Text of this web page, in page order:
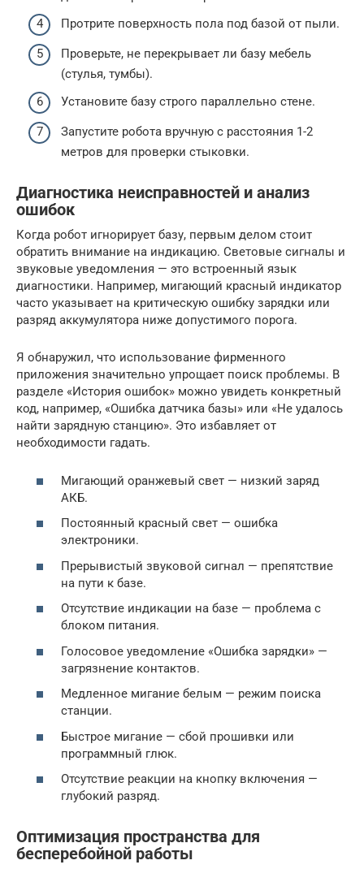
Протрите поверхность пола под базой от пыли.
Проверьте, не перекрывает ли базу мебель
(стулья, тумбы).
Установите базу строго параллельно стене.
Запустите робота вручную с расстояния 1-2
метров для проверки стыковки.
Диагностика неисправностей и анализ
ошибок
Когда робот игнорирует базу, первым делом стоит
обратить внимание на индикацию. Световые сигналы и
звуковые уведомления — это встроенный язык
диагностики. Например, мигающий красный индикатор
часто указывает на критическую ошибку зарядки или
разряд аккумулятора ниже допустимого порога.
Я обнаружил, что использование фирменного
приложения значительно упрощает поиск проблемы. В
разделе «История ошибок» можно увидеть конкретный
код, например, «Ошибка датчика базы» или «Не удалось
найти зарядную станцию». Это избавляет от
необходимости гадать.
Мигающий оранжевый свет — низкий заряд
АКБ.
Постоянный красный свет — ошибка
электроники.
Прерывистый звуковой сигнал — препятствие
на пути к базе.
Отсутствие индикации на базе — проблема с
блоком питания.
Голосовое уведомление «Ошибка зарядки» —
загрязнение контактов.
Медленное мигание белым — режим поиска
станции.
Быстрое мигание — сбой прошивки или
программный глюк.
Отсутствие реакции на кнопку включения —
глубокий разряд.
Оптимизация пространства для
бесперебойной работы